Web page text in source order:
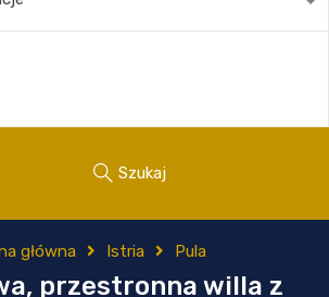
Szukaj
główna Istria Pula
przestronna willa z